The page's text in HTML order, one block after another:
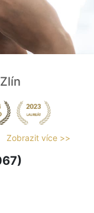
Zobrazit více >>